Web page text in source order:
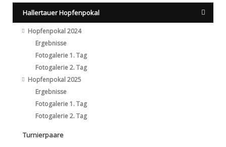
Hallertauer Hopfenpokal
Hopfenpokal 2024
Ergebnisse
Fotogalerie 1. Tag
Fotogalerie 2. Tag
Hopfenpokal 2025
Ergebnisse
Fotogalerie 1. Tag
Fotogalerie 2. Tag
Turnierpaare